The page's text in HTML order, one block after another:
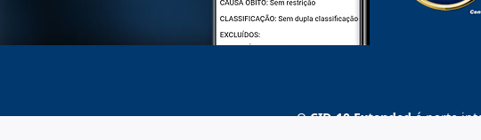
OCID-10 Extendedé parte